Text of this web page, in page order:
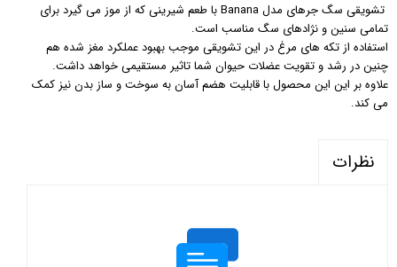
تشویقی سگ جرهای مدل Banana با طعم شیرینی که از موز می گیرد برای
تمامی سنین و نژادهای سگ مناسب است.
استفاده از تکه های مرغ در این تشویقی موجب بهبود عملکرد مغز شده هم
چنین در رشد و تقویت عضلات حیوان شما تاثیر مستقیمی خواهد داشت.
علاوه بر این این محصول با قابلیت هضم آسان به سوخت و ساز بدن نیز کمک
می کند.
نظرات